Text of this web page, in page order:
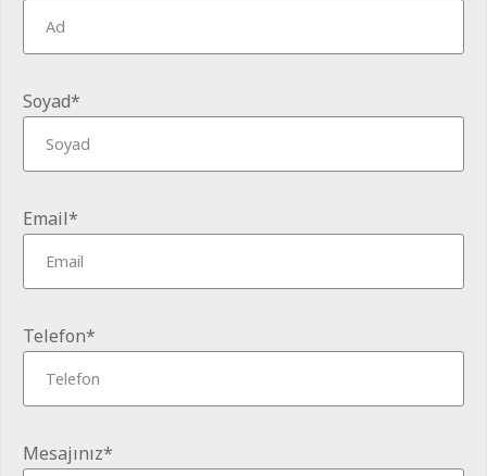
Soyad*
Email*
Telefon*
Mesajınız*